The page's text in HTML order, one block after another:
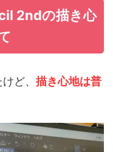
2ndの描き心
ど、 描き心地は普